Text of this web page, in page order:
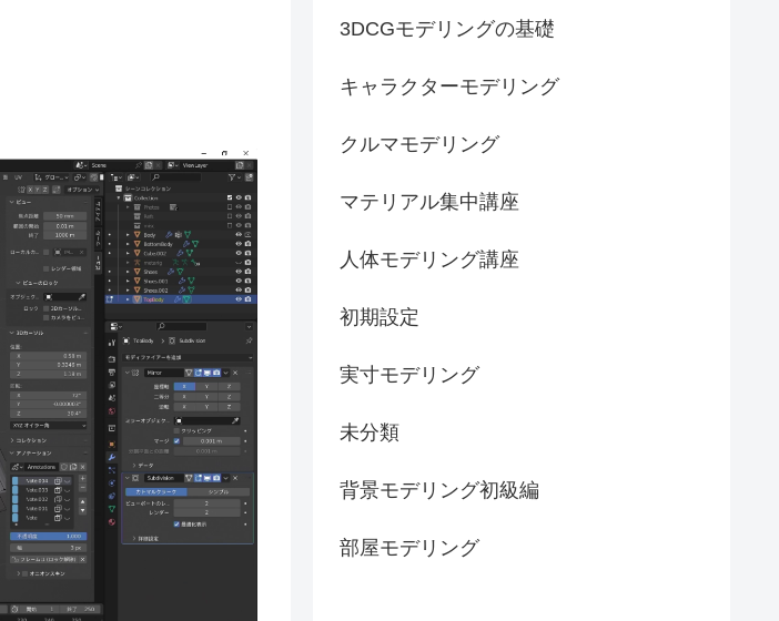
3DCGモデリングの基礎
キャラクターモデリング
クルマモデリング
マテリアル集中講座
人体モデリング講座
初期設定
実寸モデリング
未分類
背景モデリング初級編
部屋モデリング